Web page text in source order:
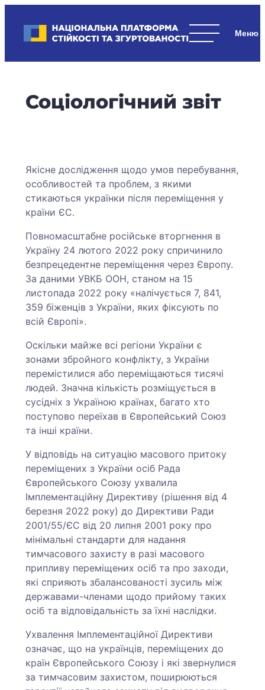
content
Національна платформа стійкості та згуртованості
стратегічні
стійкість
та
єдність.
Соціологічний звіт
Якісне дослідження щодо умов перебування,
особливостей та проблем, з якими
стикаються українки після переміщення у
країни ЄС.
Повномасштабне російське вторгнення в
Україну 24 лютого 2022 року спричинило
безпрецедентне переміщення через Європу.
За даними УВКБ ООН, станом на 15
листопада 2022 року «налічується 7, 841,
359 біженців з України, яких фіксують по
всій Європі».
Оскільки майже всі регіони України є
зонами збройного конфлікту, з України
перемістилися або переміщаються тисячі
людей. Значна кількість розміщується в
сусідніх з Україною країнах, багато хто
поступово переїхав в Європейський Союз
та інші країни.
У відповідь на ситуацію масового притоку
переміщених з України осіб Рада
Європейського Союзу ухвалила
Імплементаційну Директиву (рішення від 4
березня 2022 року) до Директиви Ради
2001/55/ЄС від 20 липня 2001 року про
мінімальні стандарти для надання
тимчасового захисту в разі масового
припливу переміщених осіб та про заходи,
які сприяють збалансованості зусиль між
державами-членами щодо прийому таких
осіб та відповідальність за їхні наслідки.
Ухвалення Імплементаційної Директиви
означає, що на українців, переміщених до
країн Європейського Союзу і які звернулися
за тимчасовим захистом, поширюються